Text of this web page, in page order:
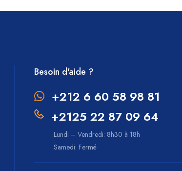
Besoin d'aide ?
+212 6 60 58 98 81
+2125 22 87 09 64
Lundi – Vendredi: 8h30 à 18h
Samedi: Fermé